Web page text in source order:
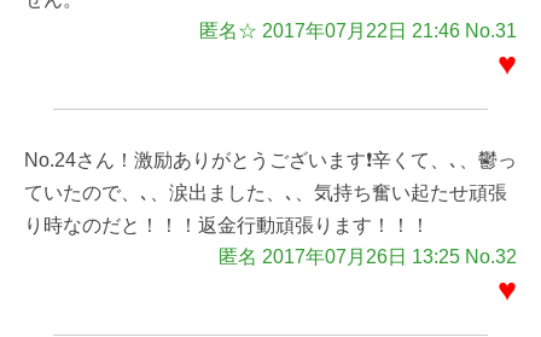
匿名☆ 2017年07月22日 21:46 No.31
♥
No.24さん！激励ありがとうございます❗辛くて、､、鬱っ
ていたので、､、涙出ました、､、気持ち奮い起たせ頑張
り時なのだと！！！返金行動頑張ります！！！
匿名 2017年07月26日 13:25 No.32
♥